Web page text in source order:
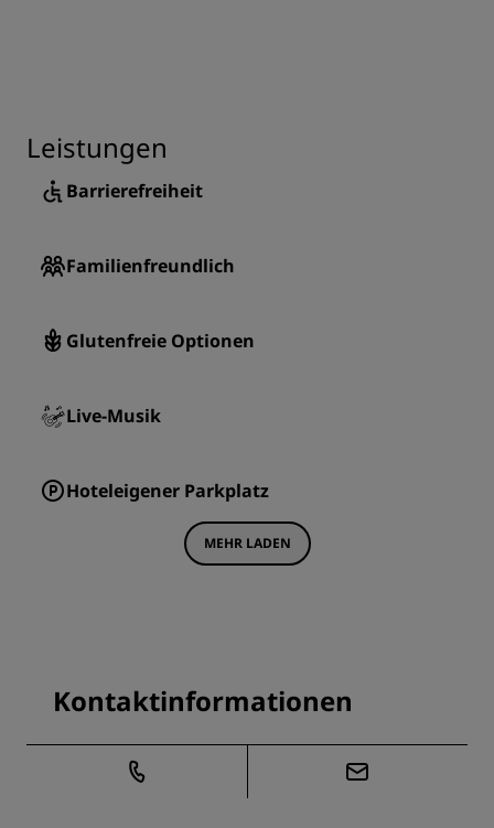
Leistungen
Barrierefreiheit
Familienfreundlich
Glutenfreie Optionen
Live-Musik
Hoteleigener Parkplatz
MEHR LADEN
Kontaktinformationen